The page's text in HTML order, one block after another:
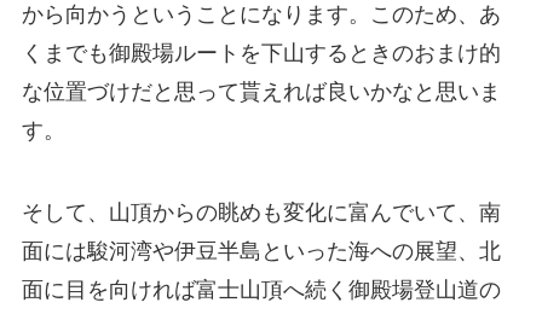
から向かうということになります。このため、あ
くまでも御殿場ルートを下山するときのおまけ的
な位置づけだと思って貰えれば良いかなと思いま
す。
そして、山頂からの眺めも変化に富んでいて、南
面には駿河湾や伊豆半島といった海への展望、北
面に目を向ければ富士山頂へ続く御殿場登山道の